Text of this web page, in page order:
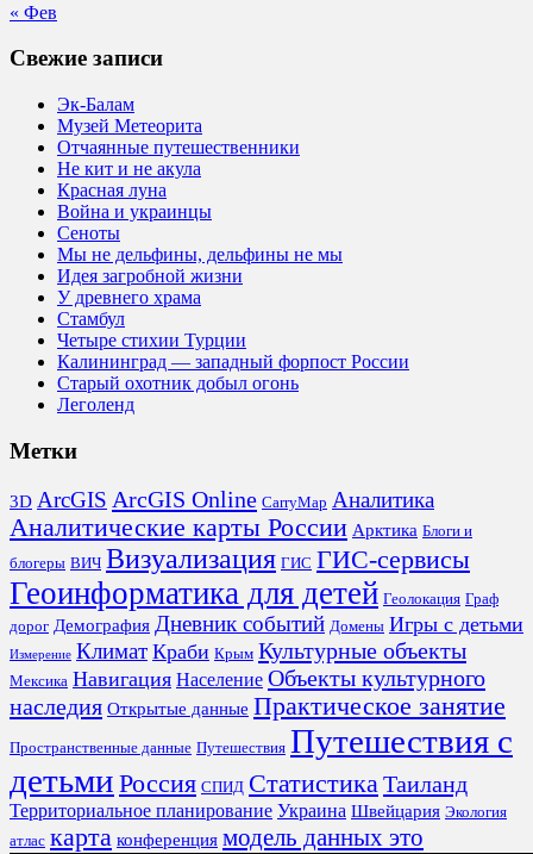
« Фев
Свежие записи
Эк-Балам
Музей Метеорита
Отчаянные путешественники
Не кит и не акула
Красная луна
Война и украинцы
Сеноты
Мы не дельфины, дельфины не мы
Идея загробной жизни
У древнего храма
Стамбул
Четыре стихии Турции
Калининград — западный форпост России
Старый охотник добыл огонь
Леголенд
Метки
3D ArcGIS ArcGIS Online CarryMap Аналитика
Аналитические карты России Арктика Блоги и
блогеры ВИЧ Визуализация ГИС ГИС-сервисы
Геоинформатика для детей Геолокация Граф
дорог Демография Дневник событий Домены Игры с детьми
Измерение Климат Краби Крым Культурные объекты
Мексика Навигация Население Объекты культурного
наследия Открытые данные Практическое занятие
Пространственные данные Путешествия Путешествия с
детьми Россия СПИД СтатистикаТаиланд
Территориальное планирование Украина Швейцария Экология
атлас карта конференция модель данных это